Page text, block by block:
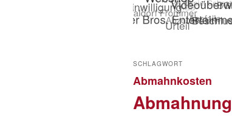
SCHLAGWORT
Abmahnkosten
Abmahnung